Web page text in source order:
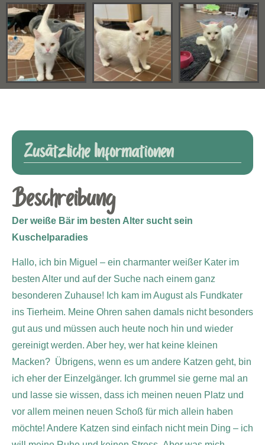
Zusätzliche Informationen
Beschreibung
Der weiße Bär im besten Alter sucht sein
Kuschelparadies
Hallo, ich bin Miguel – ein charmanter weißer Kater im
besten Alter und auf der Suche nach einem ganz
besonderen Zuhause! Ich kam im August als Fundkater
ins Tierheim. Meine Ohren sahen damals nicht besonders
gut aus und müssen auch heute noch hin und wieder
gereinigt werden. Aber hey, wer hat keine kleinen
Macken? Übrigens, wenn es um andere Katzen geht, bin
ich eher der Einzelgänger. Ich grummel sie gerne mal an
und lasse sie wissen, dass ich meinen neuen Platz und
vor allem meinen neuen Schoß für mich allein haben
möchte! Andere Katzen sind einfach nicht mein Ding – ich